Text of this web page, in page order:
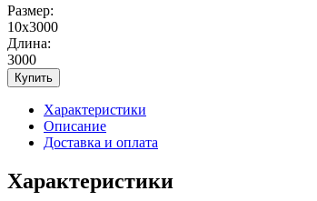
Размер:
10х3000
Длина:
3000
Купить
Характеристики
Описание
Доставка и оплата
Характеристики